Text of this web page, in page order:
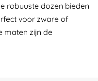
robuuste dozen bieden
voor zware of
maten zijn de